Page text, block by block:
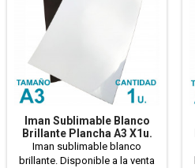
Iman Sublimable Blanco
Brillante Plancha A3 X1u.
Iman sublimable blanco
brillante. Disponible a la venta